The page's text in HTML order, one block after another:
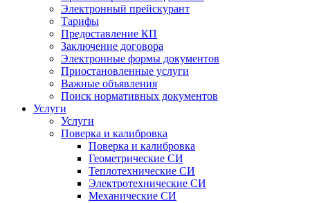
Электронный прейскурант
Тарифы
Предоставление КП
Заключение договора
Электронные формы документов
Приостановленные услуги
Важные объявления
Поиск нормативных документов
Услуги
Услуги
Поверка и калибровка
Поверка и калибровка
Геометрические СИ
Теплотехнические СИ
Электротехнические СИ
Механические СИ